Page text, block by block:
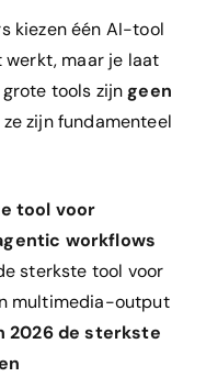
kiezen één AI-tool
werkt, maar je laat
grote tools zijngeen
ze zijn fundamenteel
tool voor
workflows
sterkste tool voor
multimedia-output
2026 de sterkste